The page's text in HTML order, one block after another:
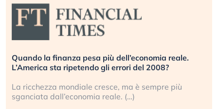
Quando la finanza pesa più dell’economia reale.
L’America sta ripetendo gli errori del 2008?
La ricchezza mondiale cresce, ma è sempre più
sganciata dall’economia reale. (…)